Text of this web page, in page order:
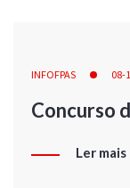
INFOFPAS 08-
Concurso
Ler mais